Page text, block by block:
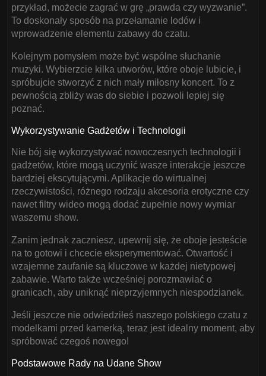
przykład, możecie zagrać w grę „prawda czy wyzwanie”.
To doskonały sposób na przełamanie lodów i
wprowadzenie elementu zabawy do czatu.
Kolejnym pomysłem może być wspólne słuchanie
muzyki. Wybierzcie kilka utworów, które oboje lubicie, i
spróbujcie stworzyć z nich mały miłosny koncert. To z
pewnością zbliży was do siebie i pozwoli lepiej się
poznać.
Wykorzystywanie Gadżetów i Technologii
Nie bój się wykorzystywać nowoczesnych technologii i
gadżetów, które mogą uczynić wasze interakcje jeszcze
bardziej ekscytującymi. Aplikacje do wirtualnej
rzeczywistości, różnego rodzaju akcesoria erotyczne czy
nawet filtry wideo mogą dodać zupełnie nowy wymiar
waszemu show.
Zanim jednak zaczniesz, upewnij się, że oboje jesteście
na to gotowi i chcecie eksperymentować. Otwartość i
wzajemne zaufanie są kluczowe w każdej nietypowej
zabawie. Warto także wcześniej porozmawiać o
granicach, aby uniknąć nieprzyjemnych niespodzianek.
Jeśli jeszcze nie odwiedziłeś naszego polskiego czatu z
modelkami przed kamerką, teraz jest idealny moment, aby
spróbować czegoś nowego!
Podstawowe Rady na Udane Show